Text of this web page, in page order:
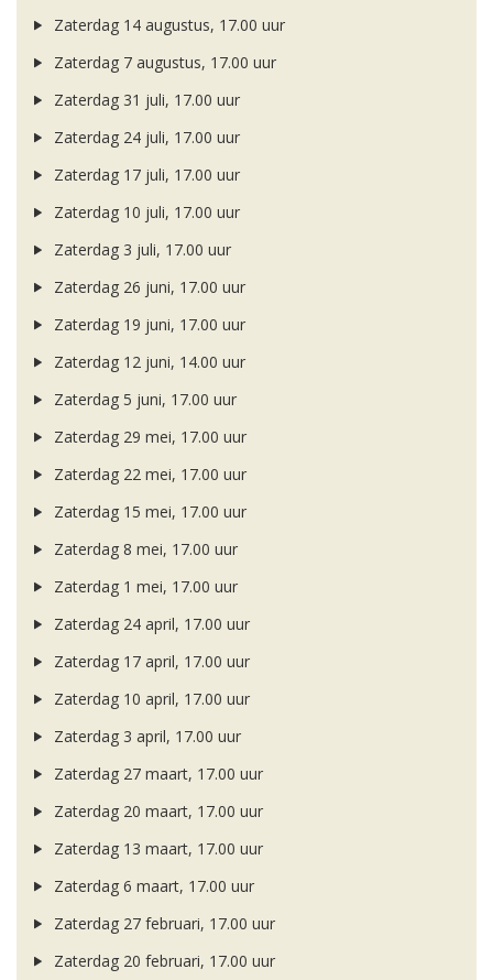
Zaterdag 14 augustus, 17.00 uur
Zaterdag 7 augustus, 17.00 uur
Zaterdag 31 juli, 17.00 uur
Zaterdag 24 juli, 17.00 uur
Zaterdag 17 juli, 17.00 uur
Zaterdag 10 juli, 17.00 uur
Zaterdag 3 juli, 17.00 uur
Zaterdag 26 juni, 17.00 uur
Zaterdag 19 juni, 17.00 uur
Zaterdag 12 juni, 14.00 uur
Zaterdag 5 juni, 17.00 uur
Zaterdag 29 mei, 17.00 uur
Zaterdag 22 mei, 17.00 uur
Zaterdag 15 mei, 17.00 uur
Zaterdag 8 mei, 17.00 uur
Zaterdag 1 mei, 17.00 uur
Zaterdag 24 april, 17.00 uur
Zaterdag 17 april, 17.00 uur
Zaterdag 10 april, 17.00 uur
Zaterdag 3 april, 17.00 uur
Zaterdag 27 maart, 17.00 uur
Zaterdag 20 maart, 17.00 uur
Zaterdag 13 maart, 17.00 uur
Zaterdag 6 maart, 17.00 uur
Zaterdag 27 februari, 17.00 uur
Zaterdag 20 februari, 17.00 uur